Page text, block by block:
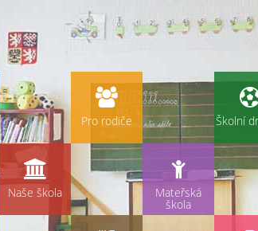
Pro rodiče Školní
Naše škola Mateřská
škola